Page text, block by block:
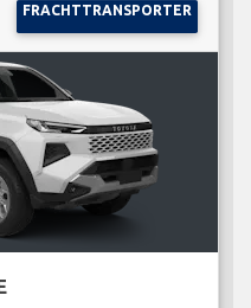
FRACHTTRANSPORTER